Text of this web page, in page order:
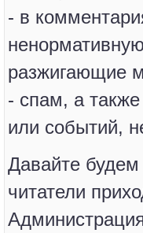
- в
разжигающие
- спам, а
или событий,
Давайте будем
читатели